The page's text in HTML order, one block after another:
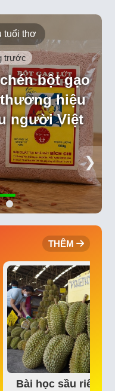
tuổi thơ
trước
bột gạo
hiệu
người Việt
❯
THÊM
Bài học sầu riêng